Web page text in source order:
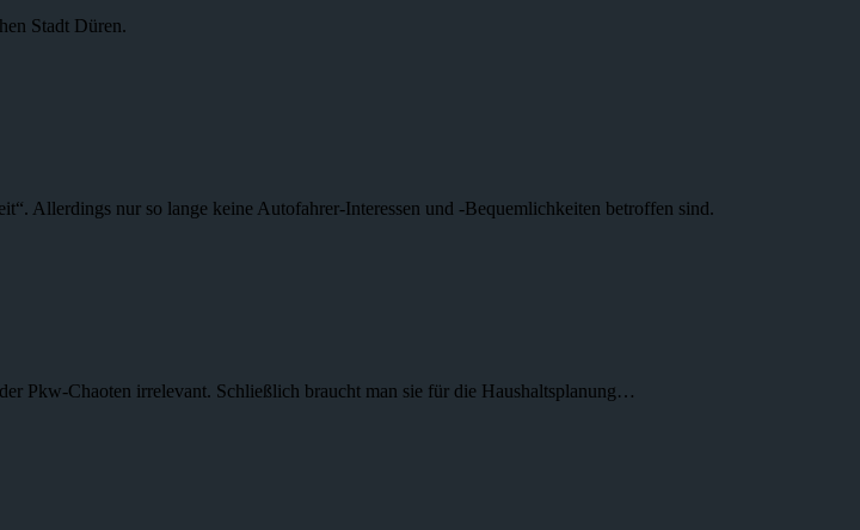
Stadt Düren.
Allerdings nur so lange keine Autofahrer-Interessen und -Bequemlichkeiten betroffen sind.
Pkw-Chaoten irrelevant. Schließlich braucht man sie für die Haushaltsplanung…